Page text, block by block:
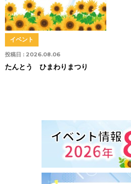
投稿日 : 2026.08.06
イベント
たんとう ひまわりまつり